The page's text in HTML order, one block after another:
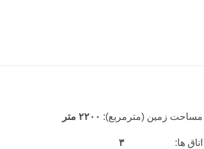
مساحت زمین (مترمربع): ۲۲۰۰ متر
اتاق ها: ۳